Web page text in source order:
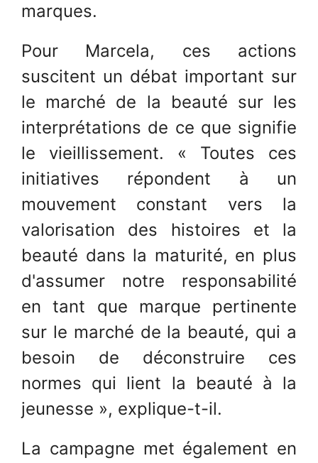
marques.
Pour Marcela, ces actions
suscitent un débat important sur
le marché de la beauté sur les
interprétations de ce que signifie
le vieillissement. « Toutes ces
initiatives répondent à un
mouvement constant vers la
valorisation des histoires et la
beauté dans la maturité, en plus
d'assumer notre responsabilité
en tant que marque pertinente
sur le marché de la beauté, qui a
besoin de déconstruire ces
normes qui lient la beauté à la
jeunesse », explique-t-il.
La campagne met également en